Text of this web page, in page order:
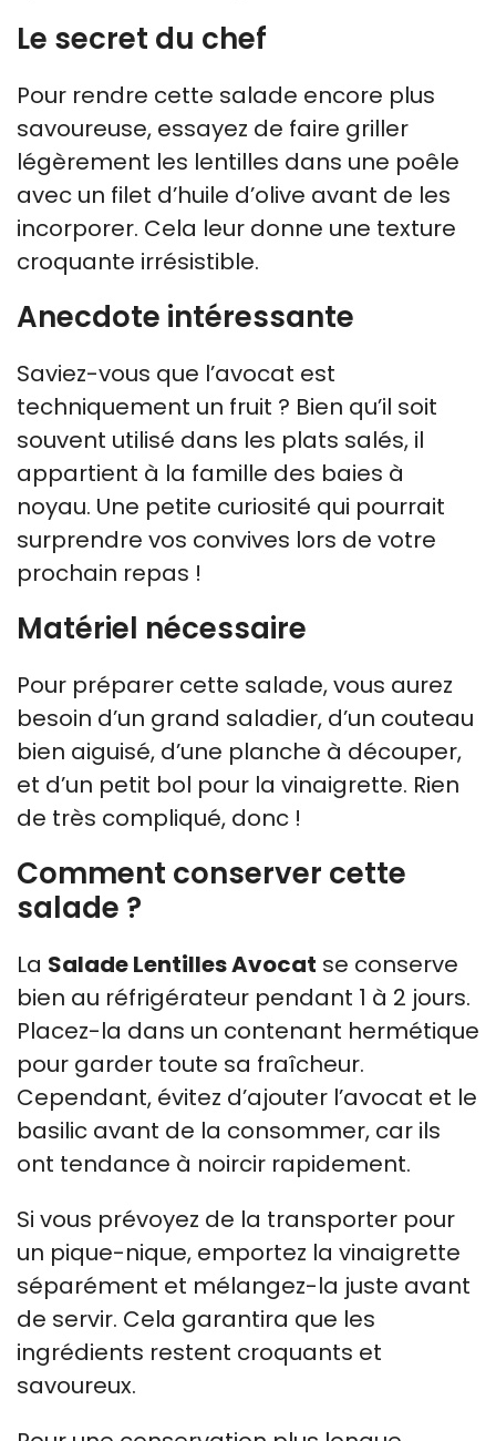
Le secret du chef
Pour rendre cette salade encore plus
savoureuse, essayez de faire griller
légèrement les lentilles dans une poêle
avec un filet d’huile d’olive avant de les
incorporer. Cela leur donne une texture
croquante irrésistible.
Anecdote intéressante
Saviez-vous que l’avocat est
techniquement un fruit ? Bien qu’il soit
souvent utilisé dans les plats salés, il
appartient à la famille des baies à
noyau. Une petite curiosité qui pourrait
surprendre vos convives lors de votre
prochain repas !
Matériel nécessaire
Pour préparer cette salade, vous aurez
besoin d’un grand saladier, d’un couteau
bien aiguisé, d’une planche à découper,
et d’un petit bol pour la vinaigrette. Rien
de très compliqué, donc !
Comment conserver cette
salade ?
La Salade Lentilles Avocat se conserve
bien au réfrigérateur pendant 1 à 2 jours.
Placez-la dans un contenant hermétique
pour garder toute sa fraîcheur.
Cependant, évitez d’ajouter l’avocat et le
basilic avant de la consommer, car ils
ont tendance à noircir rapidement.
Si vous prévoyez de la transporter pour
un pique-nique, emportez la vinaigrette
séparément et mélangez-la juste avant
de servir. Cela garantira que les
ingrédients restent croquants et
savoureux.